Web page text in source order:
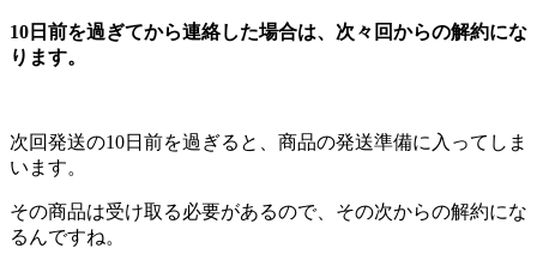
10日前を過ぎてから連絡した場合は、次々回からの解約にな
ります。
次回発送の10日前を過ぎると、商品の発送準備に入ってしま
います。
その商品は受け取る必要があるので、その次からの解約にな
るんですね。